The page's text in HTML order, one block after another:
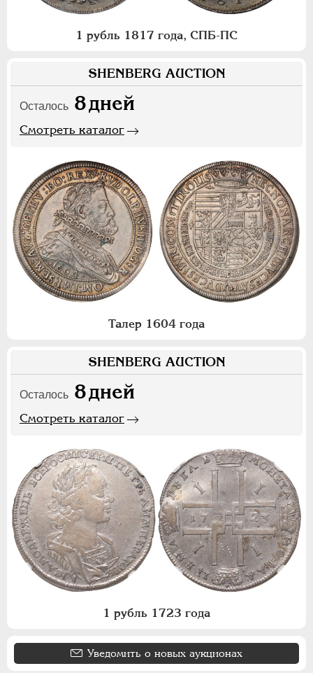
1 рубль 1817 года, СПБ-ПС
SHENBERG AUCTION
Осталось 8дней
Смотреть каталог
Талер 1604 года
SHENBERG AUCTION
Осталось 8дней
Смотреть каталог
1 рубль 1723 года
Уведомить о новых аукционах